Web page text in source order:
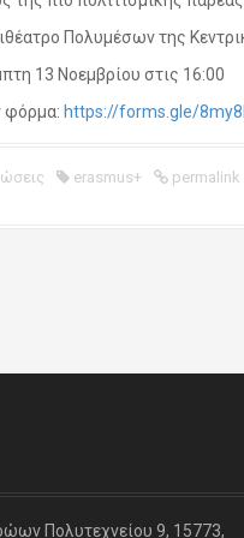
Πολυμέσων της
13 Νοεμβρίου στις 16:00
φόρμα: https://forms.gle/
erasmus+ permalink
Πολυτεχνείου 9, 15773,